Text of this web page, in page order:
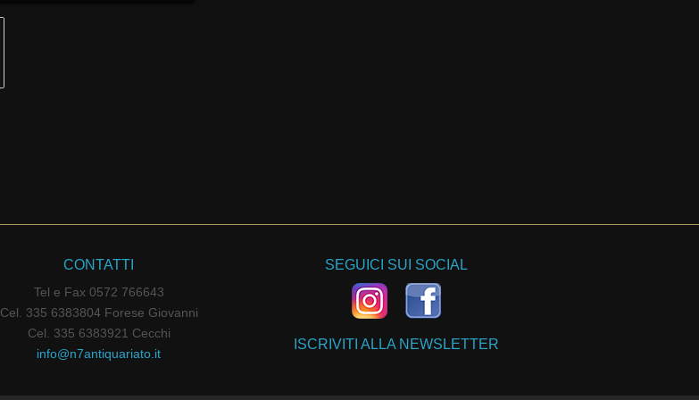
CONTATTI
Tel e Fax 0572 766643
Cel. 335 6383804 Forese Giovanni
Cel. 335 6383921 Cecchi
info@n7antiquariato.it
SEGUICI SUI SOCIAL
ISCRIVITI ALLA NEWSLETTER